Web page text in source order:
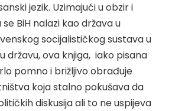
jezik. Uzimajući u obzir i
BiH nalazi kao država u
socijalističkog sustava u
državu, ova knjiga, iako pisana
pomno i brižljivo obrađuje
koja stalno pokušava da
diskusija ali to ne uspijeva